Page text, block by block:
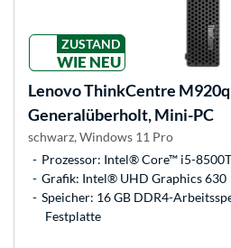
ZUSTAND
WIE NEU
LenovoThinkCentre
Generalüberholt, Mini-PC
schwarz, Windows 11 Pro
Prozessor: Intel® Core™ i5-8500T
Grafik: Intel® UHD Graphics 630
Speicher: 16 GB DDR4-
Festplatte